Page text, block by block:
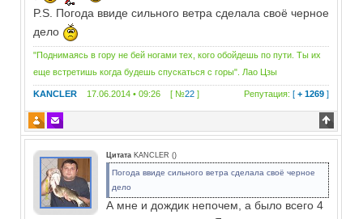
P.S. Погода ввиде сильного ветра сделала своё черное
дело
"Поднимаясь в гору не бей ногами тех, кого обойдешь по пути. Ты их
еще встретишь когда будешь спускаться с горы". Лао Цзы
KANCLER 17.06.2014 • 09:26 [ №22 ] Репутация: [+ 1269 ]
Цитата KANCLER ()
Погода ввиде сильного ветра сделала своё черное
дело
А мне и дождик непочем, а было всего 4